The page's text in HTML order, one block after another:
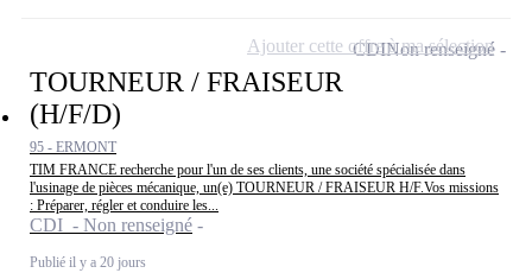
TOURNEUR / FRAISEUR
(H/F/D)
95 - ERMONT
TIM FRANCE recherche pour l'un de ses clients, une société spécialisée dans
l'usinage de pièces mécanique, un(e) TOURNEUR / FRAISEUR H/F.Vos missions
: Préparer, régler et conduire les...
CDI - Non renseigné
Publié il y a 20 jours
CDINon renseigné
Ajouter cette offre à ma sélection